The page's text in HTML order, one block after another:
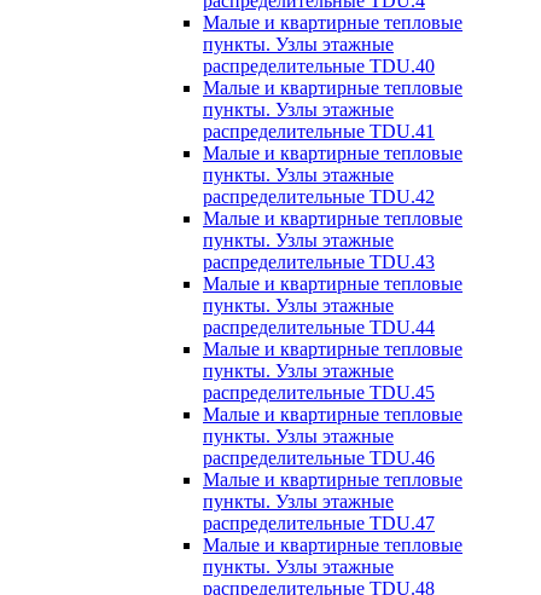
Малые и квартирные тепловые
пункты. Узлы этажные
распределительные TDU.40
Малые и квартирные тепловые
пункты. Узлы этажные
распределительные TDU.41
Малые и квартирные тепловые
пункты. Узлы этажные
распределительные TDU.42
Малые и квартирные тепловые
пункты. Узлы этажные
распределительные TDU.43
Малые и квартирные тепловые
пункты. Узлы этажные
распределительные TDU.44
Малые и квартирные тепловые
пункты. Узлы этажные
распределительные TDU.45
Малые и квартирные тепловые
пункты. Узлы этажные
распределительные TDU.46
Малые и квартирные тепловые
пункты. Узлы этажные
распределительные TDU.47
Малые и квартирные тепловые
пункты. Узлы этажные
распределительные TDU.48